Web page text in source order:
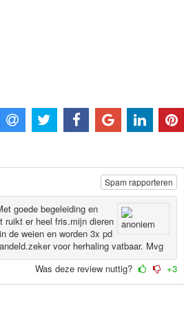
goede begeleiding en
ruikt er heel fris.mijn dieren
de weien en worden 3x pd
voor herhaling vatbaar. Mvg
Spam rapporteren
Was deze review nuttig? +3